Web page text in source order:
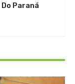
Paraná